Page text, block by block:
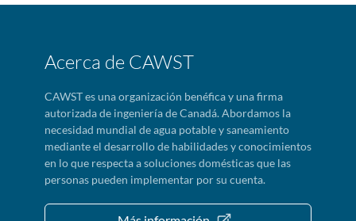
Acerca de CAWST
CAWST es una organización benéfica y una firma
autorizada de ingeniería de Canadá. Abordamos la
necesidad mundial de agua potable y saneamiento
mediante el desarrollo de habilidades y conocimientos
en lo que respecta a soluciones domésticas que las
personas pueden implementar por su cuenta.